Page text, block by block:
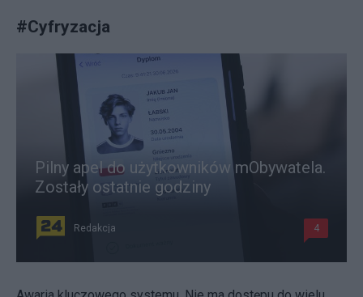
#Cyfryzacja
Pilny apel do użytkowników mObywatela.
Zostały ostatnie godziny
Redakcja 4